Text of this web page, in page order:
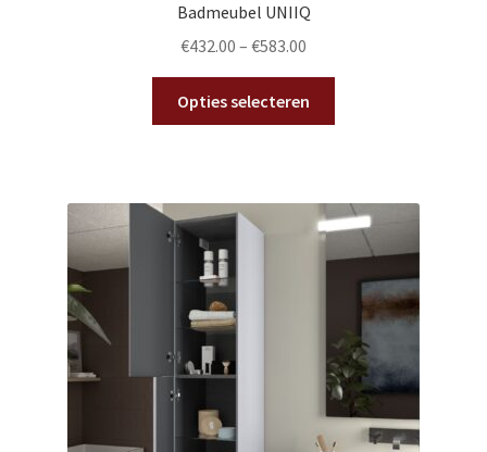
Badmeubel UNIIQ
€432.00 – €583.00
Opties selecteren
Deze
optie
kan
gekozen
worden
op
de
productpagina